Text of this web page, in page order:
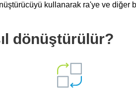
kullanarak ra'ye ve diğer
dönüştürülür?